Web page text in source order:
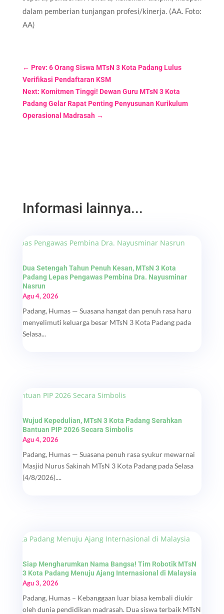
dalam pemberian tunjangan profesi/kinerja. (AA. Foto:
AA)
← Prev: 6 Orang Siswa MTsN 3 Kota Padang Lulus
Verifikasi Pendaftaran KSM
Next: Komitmen Tinggi! Dewan Guru MTsN 3 Kota
Padang Gelar Rapat Penting Penyusunan Kurikulum
Operasional Madrasah→
Informasi lainnya...
Dua Setengah Tahun Penuh Kesan, MTsN 3 Kota
Padang Lepas Pengawas Pembina Dra. Nayusminar
Nasrun
Agu 4, 2026
Padang, Humas — Suasana hangat dan penuh rasa haru
menyelimuti keluarga besar MTsN 3 Kota Padang pada
Selasa...
Wujud Kepedulian, MTsN 3 Kota Padang Serahkan
Bantuan PIP 2026 Secara Simbolis
Agu 4, 2026
Padang, Humas — Suasana penuh rasa syukur mewarnai
Masjid Nurus Sakinah MTsN 3 Kota Padang pada Selasa
(4/8/2026)....
Siap Mengharumkan Nama Bangsa! Tim Robotik MTsN
3 Kota Padang Menuju Ajang Internasional di Malaysia
Agu 3, 2026
Padang, Humas – Kebanggaan luar biasa kembali diukir
oleh dunia pendidikan madrasah. Dua siswa terbaik MTsN